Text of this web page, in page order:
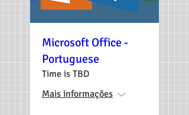
Microsoft Office -
Portuguese
Time is TBD
Mais informações